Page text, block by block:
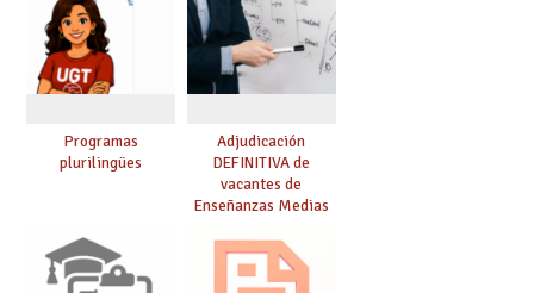
Programas
plurilingües
Adjudicación
DEFINITIVA de
vacantes de
Enseñanzas Medias